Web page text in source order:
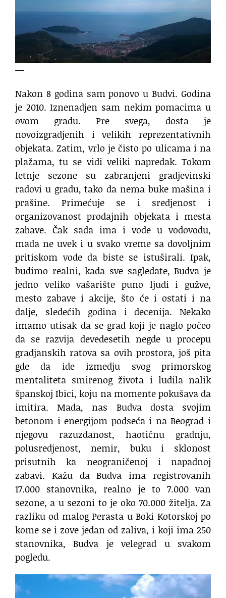
—
Nakon 8 godina sam ponovo u Budvi. Godina
je 2010. Iznenadjen sam nekim pomacima u
ovom gradu. Pre svega, dosta je
novoizgradjenih i velikih reprezentativnih
objekata. Zatim, vrlo je čisto po ulicama i na
plažama, tu se vidi veliki napredak. Tokom
letnje sezone su zabranjeni gradjevinski
radovi u gradu, tako da nema buke mašina i
prašine. Primećuje se i sredjenost i
organizovanost prodajnih objekata i mesta
zabave. Čak sada ima i vode u vodovodu,
mada ne uvek i u svako vreme sa dovoljnim
pritiskom vode da biste se istuširali. Ipak,
budimo realni, kada sve sagledate, Budva je
jedno veliko vašarište puno ljudi i gužve,
mesto zabave i akcije, što će i ostati i na
dalje, sledećih godina i decenija. Nekako
imamo utisak da se grad koji je naglo počeo
da se razvija devedesetih negde u procepu
gradjanskih ratova sa ovih prostora, još pita
gde da ide izmedju svog primorskog
mentaliteta smirenog života i ludila nalik
španskoj Ibici, koju na momente pokušava da
imitira. Mada, nas Budva dosta svojim
betonom i energijom podseća i na Beograd i
njegovu razuzdanost, haotičnu gradnju,
polusredjenost, nemir, buku i sklonost
prisutnih ka neograničenoj i napadnoj
zabavi. Kažu da Budva ima registrovanih
17.000 stanovnika, realno je to 7.000 van
sezone, a u sezoni to je oko 70.000 žitelja. Za
razliku od malog Perasta u Boki Kotorskoj po
kome se i zove jedan od zaliva, i koji ima 250
stanovnika, Budva je velegrad u svakom
pogledu.